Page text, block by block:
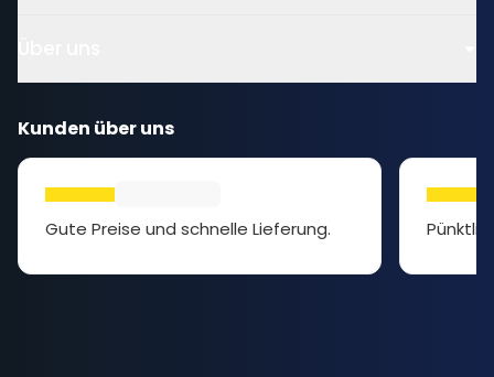
Kunden über uns
Gute Preise und schnelle Lieferung.